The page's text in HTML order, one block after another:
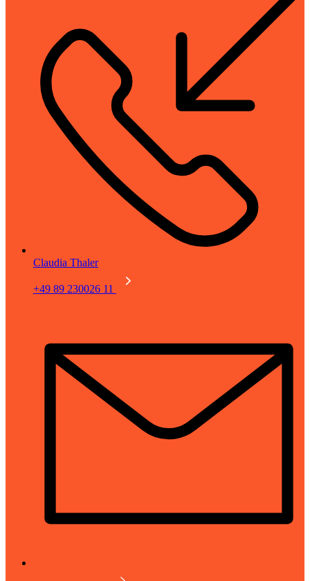
Claudia Thaler
+49 89 230026 11